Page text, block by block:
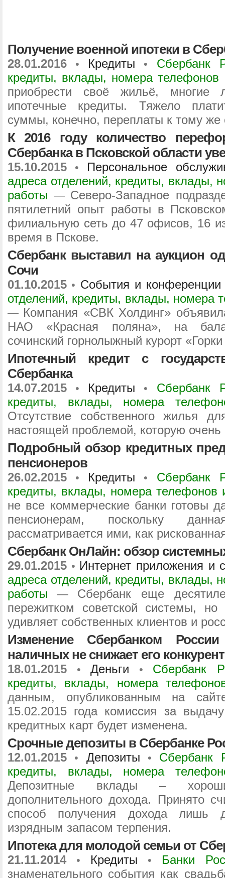
Получение военной ипотеки в
28.01.2016 • Кредиты • Сбербанк
кредиты, вклады, номера телефонов
приобрести своё жильё, многие
ипотечные кредиты. Тяжело
суммы, конечно, переплаты к тому
К 2016 году количество
Сбербанка в Псковской области
15.10.2015 • Персональное
адреса отделений, кредиты, вклады,
работы — Северо-Западное
пятилетний опыт работы в
филиальную сеть до 47 офисов, 16
время в Пскове.
Сбербанк выставил на аукцион
Сочи
01.10.2015 • События и конференции
отделений, кредиты, вклады, номера
— Компания «СВК Холдинг»
НАО «Красная поляна», на
сочинский горнолыжный курорт
Ипотечный кредит с
Сбербанка
14.07.2015 • Кредиты • Сбербанк
кредиты, вклады, номера
Отсутствие собственного жилья
настоящей проблемой, которую
Подробный обзор кредитных
пенсионеров
26.02.2015 • Кредиты • Сбербанк
кредиты, вклады, номера телефонов
не все коммерческие банки готовы
пенсионерам, поскольку
рассматривается ими, как
Сбербанк ОнЛайн: обзор
29.01.2015 • Интернет приложения и
адреса отделений, кредиты, вклады,
работы — Сбербанк еще
пережитком советской системы,
удивляет собственных клиентов и
Изменение Сбербанком
наличных не снижает его
18.01.2015 •Деньги • Сбербанк
кредиты, вклады, номера
данным, опубликованным на
15.02.2015 года комиссия за
кредитных карт будет изменена.
Срочные депозиты в Сбербанке
12.01.2015 • Депозиты • Сбербанк
кредиты, вклады, номера
Депозитные вклады –
дополнительного дохода. Принято
способ получения дохода лишь
изрядным запасом терпения.
Ипотека для молодой семьи от
21.11.2014• Кредиты • Банки
знаменательного события как